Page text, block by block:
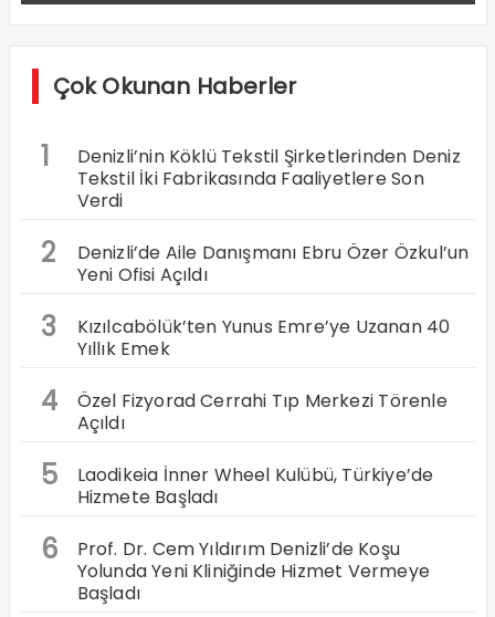
Çok Okunan Haberler
1
Denizli’nin Köklü Tekstil Şirketlerinden Deniz
Tekstil İki Fabrikasında Faaliyetlere Son
Verdi
2
Denizli’de Aile Danışmanı Ebru Özer Özkul’un
Yeni Ofisi Açıldı
3
Kızılcabölük’ten Yunus Emre’ye Uzanan 40
Yıllık Emek
4
Özel Fizyorad Cerrahi Tıp Merkezi Törenle
Açıldı
5
Laodikeia İnner Wheel Kulübü, Türkiye’de
Hizmete Başladı
6
Prof. Dr. Cem Yıldırım Denizli’de Koşu
Yolunda Yeni Kliniğinde Hizmet Vermeye
Başladı